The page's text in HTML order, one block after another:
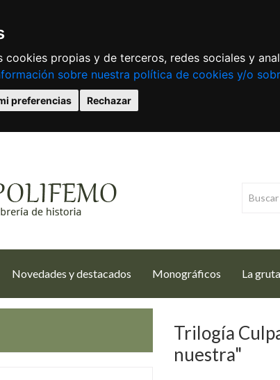
cookies propias y de terceros, redes sociales y
sobre nuestra política de cookies y/o
preferencias Rechazar
Novedades y destacados Monográficos La
Trilogía
nuestra"